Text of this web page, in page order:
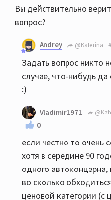
Вы действительно
вопрос?
Andrey @Katerina
Задать вопрос никто
случае, что-нибудь
:)
Vladimir1971
0
если честно то очень
хотя в середине 90
одного
во сколько
ценовой категории (с